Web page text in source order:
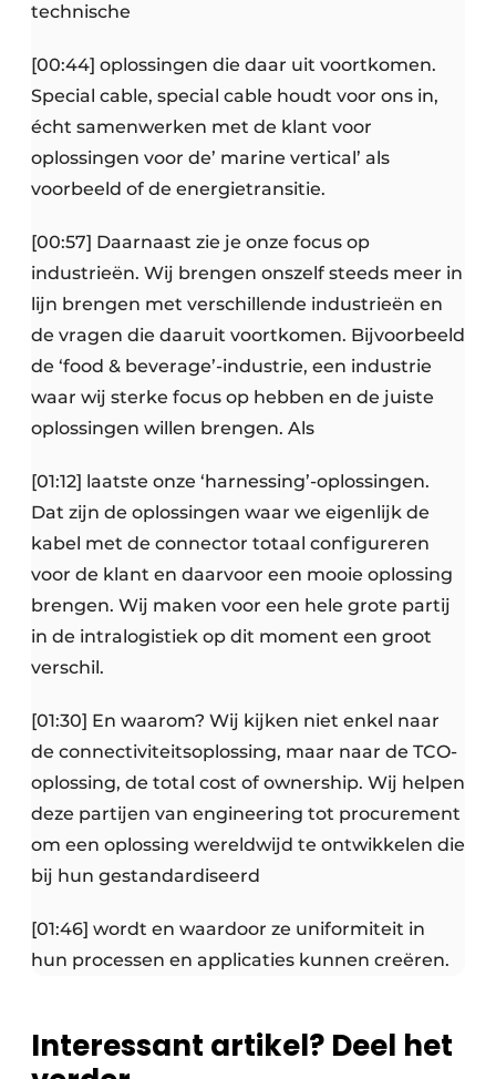
technische
[00:44] oplossingen die daar uit voortkomen.
Special cable, special cable houdt voor ons in,
écht samenwerken met de klant voor
oplossingen voor de’ marine vertical’ als
voorbeeld of de energietransitie.
[00:57] Daarnaast zie je onze focus op
industrieën. Wij brengen onszelf steeds meer in
lijn brengen met verschillende industrieën en
de vragen die daaruit voortkomen. Bijvoorbeeld
de ‘food & beverage’-industrie, een industrie
waar wij sterke focus op hebben en de juiste
oplossingen willen brengen. Als
[01:12] laatste onze ‘harnessing’-oplossingen.
Dat zijn de oplossingen waar we eigenlijk de
kabel met de connector totaal configureren
voor de klant en daarvoor een mooie oplossing
brengen. Wij maken voor een hele grote partij
in de intralogistiek op dit moment een groot
verschil.
[01:30] En waarom? Wij kijken niet enkel naar
de connectiviteitsoplossing, maar naar de TCO-
oplossing, de total cost of ownership. Wij helpen
deze partijen van engineering tot procurement
om een oplossing wereldwijd te ontwikkelen die
bij hun gestandardiseerd
[01:46] wordt en waardoor ze uniformiteit in
hun processen en applicaties kunnen creëren.
Interessant artikel? Deel het